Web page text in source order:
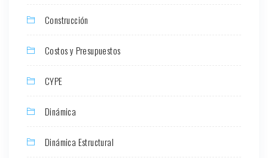
Construcción
Costos y Presupuestos
CYPE
Dinámica
Dinámica Estructural